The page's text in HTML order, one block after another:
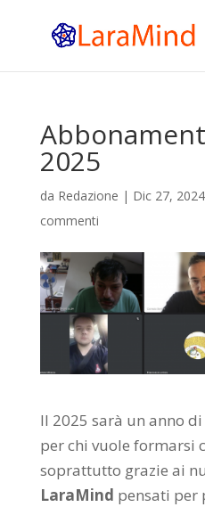
2025
da Redazione | Dic 27, 2024
commenti
Il 2025 sarà un anno
per chi vuole formarsi
soprattutto grazie ai
LaraMind pensati per